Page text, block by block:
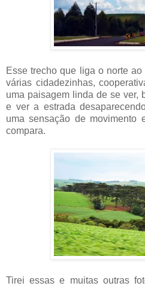
Esse trecho que liga o norte
várias cidadezinhas,
uma paisagem linda de se ver,
e ver a estrada
uma sensação de
compara.
Tirei essas e muitas outras